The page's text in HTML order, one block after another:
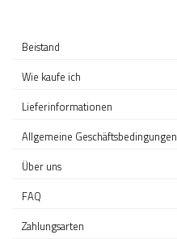
Fittings - Stecksysteme
Drahtseilsysteme
Kappen
Woodline
Torzubehör
Lochblech System
Beistand
Wie kaufe ich
Lieferinformationen
Allgemeine Geschäftsbedingungen
Über uns
FAQ
Zahlungsarten